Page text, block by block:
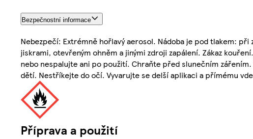
Bezpečnostní informace
Nebezpečí: Extrémně hořlavý aerosol. Nádoba je pod tlakem:
jiskrami, otevřeným ohněm a jinými zdroji zapálení. Zákaz
nebo nespalujte ani po použití. Chraňte před slunečním
dětí. Nestříkejte do očí. Vyvarujte se delší aplikaci a přímému
Příprava a použití